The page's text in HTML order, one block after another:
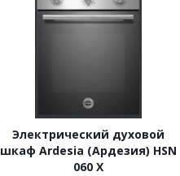
Электрический духовой
шкаф Ardesia (Ардезия) HSN
060 X